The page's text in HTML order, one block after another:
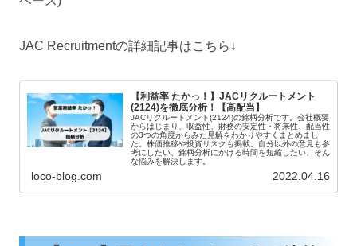
JAC Recruitmentの詳細記事はこちら↓
【利益率 たかっ！】JACリクルートメント
(2124)を徹底分析！【高配当】
JACリクルートメント(2124)の銘柄分析です。会社概要
からはじまり、収益性、財務の安定性・将来性、配当性
の3つの角度からみた見解をわかりやすくまとめまし
た。株価推移や投資リスクも掲載。自分以外の意見も参
考にしたい、銘柄分析にかける時間を短縮したい、そん
な悩みを解決します。
loco-blog.com 2022.04.16